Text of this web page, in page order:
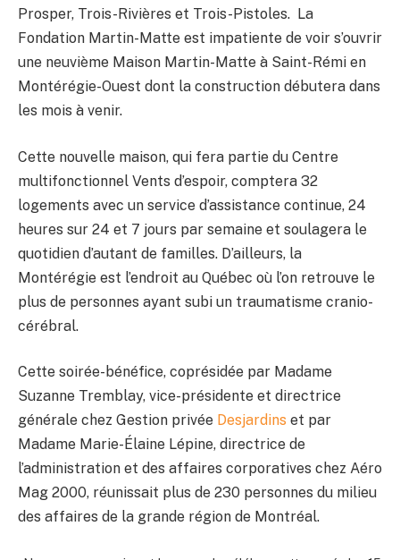
Prosper, Trois-Rivières et Trois-Pistoles. La
Fondation Martin-Matte est impatiente de voir s’ouvrir
une neuvième Maison Martin-Matte à Saint-Rémi en
Montérégie-Ouest dont la construction débutera dans
les mois à venir.
Cette nouvelle maison, qui fera partie du Centre
multifonctionnel Vents d’espoir, comptera 32
logements avec un service d’assistance continue, 24
heures sur 24 et 7 jours par semaine et soulagera le
quotidien d’autant de familles. D’ailleurs, la
Montérégie est l’endroit au Québec où l’on retrouve le
plus de personnes ayant subi un traumatisme cranio-
cérébral.
Cette soirée-bénéfice, coprésidée par Madame
Suzanne Tremblay, vice-présidente et directrice
générale chez Gestion privée Desjardins et par
Madame Marie-Élaine Lépine, directrice de
l’administration et des affaires corporatives chez Aéro
Mag 2000, réunissait plus de 230 personnes du milieu
des affaires de la grande région de Montréal.